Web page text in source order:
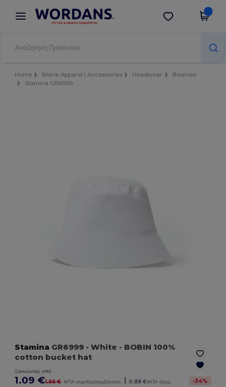
× Εφαρμογή Wordans
Καλύτερες τιμές στην εφαρμογή!
Λήψη app
Home Blank Apparel | Accessories Headwear
Beanies
Stamina GR6999
Stamina GR6999 - White - BOBIN 100%
cotton bucket hat
Ξεκινώντας από
1.09 €1.66 € ΦΠΑ συμπεριλαμβάνεται. | 0.88 €ΦΠΑ εξαιρ. -34%